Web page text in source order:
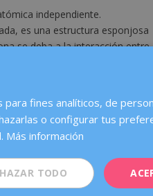
independiente.
es una estructura esponjosa
se deba a la interacción entre
investigadores plantean
con la reproducción,
fines analíticos, de
o configurar tus
Más información
TODO